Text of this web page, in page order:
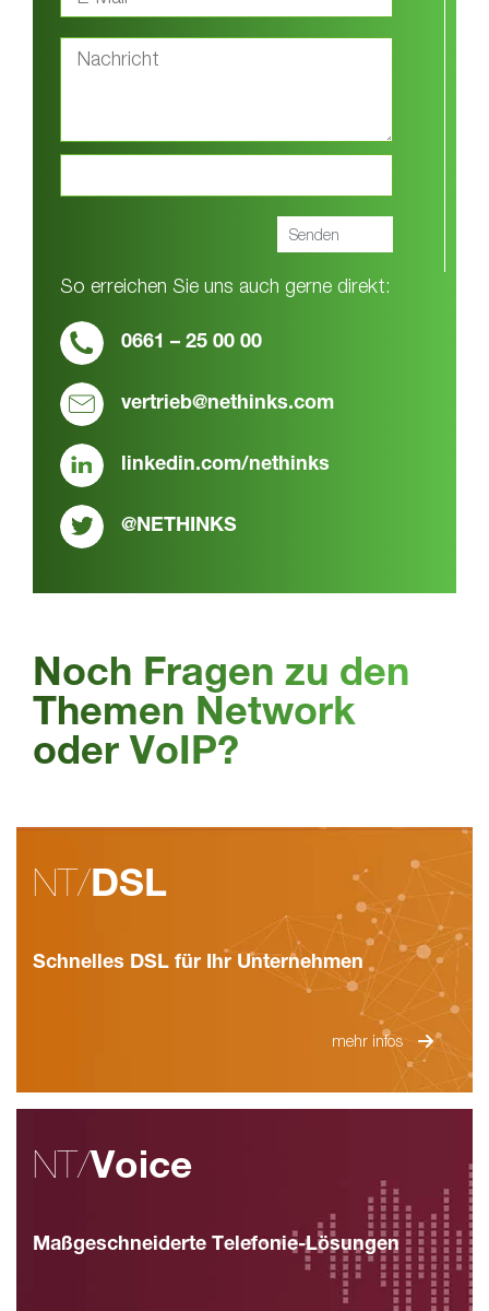
So erreichen Sie uns auch gerne direkt:
0661 – 25 00 00
vertrieb@nethinks.com
linkedin.com/nethinks
@NETHINKS
Noch Fragen zu den
Themen Network
oder VoIP?
NT/DSL
Schnelles DSL für Ihr Unternehmen
mehr infos
NT/Voice
Maßgeschneiderte Telefonie-Lösungen